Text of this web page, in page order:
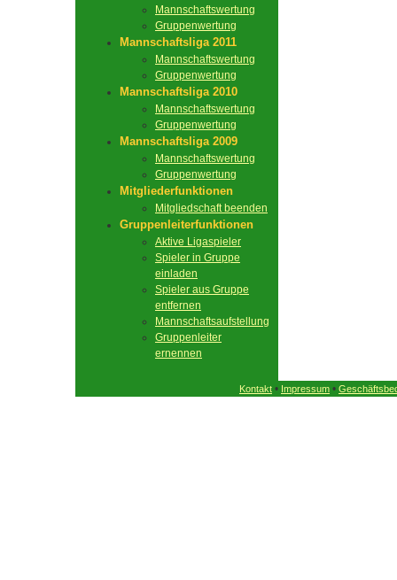
Mannschaftswertung
Gruppenwertung
Mannschaftsliga 2011
Mannschaftswertung
Gruppenwertung
Mannschaftsliga 2010
Mannschaftswertung
Gruppenwertung
Mannschaftsliga 2009
Mannschaftswertung
Gruppenwertung
Mitgliederfunktionen
Mitgliedschaft beenden
Gruppenleiterfunktionen
Aktive Ligaspieler
Spieler in Gruppe
einladen
Spieler aus Gruppe
entfernen
Mannschaftsaufstellung
Gruppenleiter
ernennen
Kontakt • Impressum •